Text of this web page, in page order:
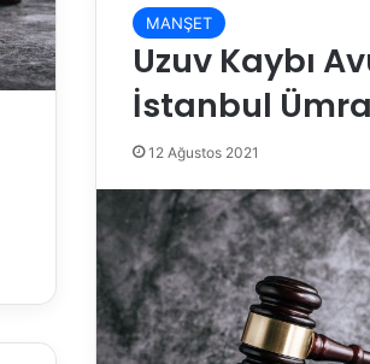
MANŞET
Uzuv Kaybı
İstanbul
12 Ağustos 2021